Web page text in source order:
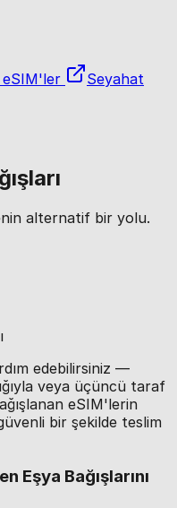
Seyahat
alternatif bir yolu.
edebilirsiniz —
veya üçüncü taraf
eSIM'lerin
bir şekilde teslim
Eşya Bağışlarını